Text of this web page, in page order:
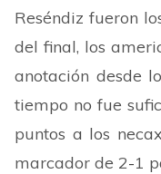
Reséndiz fueron
del final, los
anotación desde
tiempo no fue
puntos a los
marcador de 2-1